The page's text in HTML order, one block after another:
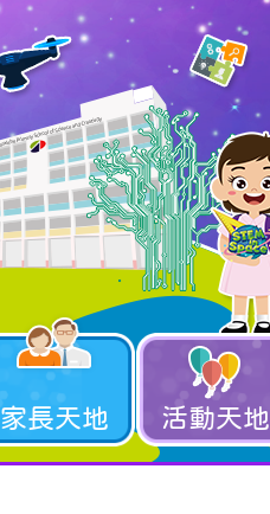
家長天地 活動天地